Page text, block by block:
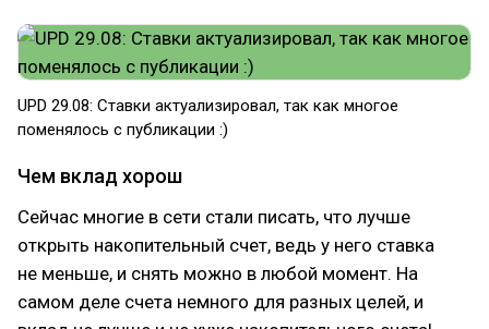
UPD 29.08: Ставки актуализировал, так как многое
поменялось с публикации :)
Чем вклад хорош
Сейчас многие в сети стали писать, что лучше
открыть накопительный счет, ведь у него ставка
не меньше, и снять можно в любой момент. На
самом деле счета немного для разных целей, и